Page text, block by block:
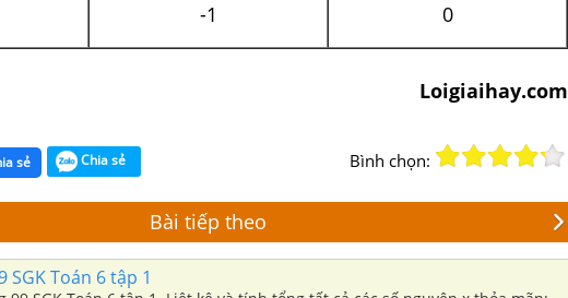
-1 0
Loigiaihay.com
sẻ Chia sẻ Bình chọn:
Bài tiếp theo
SGK Toán 6 tập 1